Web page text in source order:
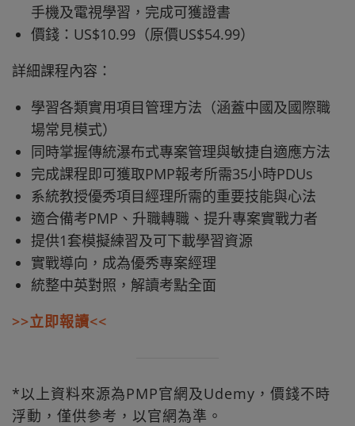
手機及電視學習，完成可獲證書
價錢：US$10.99（原價US$54.99）
詳細課程內容：
學習各類實用項目管理方法（涵蓋中國及國際職
場常見模式）
同時掌握傳統瀑布式專案管理與敏捷自適應方法
完成課程即可獲取PMP報考所需35小時PDUs
系統教授優秀項目經理所需的重要技能與心法
適合備考PMP、升職轉職、提升專案實戰力者
提供1套模擬練習及可下載學習資源
實戰導向，成為優秀專案經理
統整中英對照，解讀考點全面
>>立即報讀<<
*以上資料來源為PMP官網及Udemy，價錢不時
浮動，僅供參考，以官網為準。